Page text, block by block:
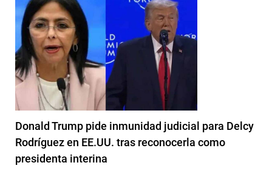
Donald Trump pide inmunidad judicial para Delcy
Rodríguez en EE.UU. tras reconocerla como
presidenta interina